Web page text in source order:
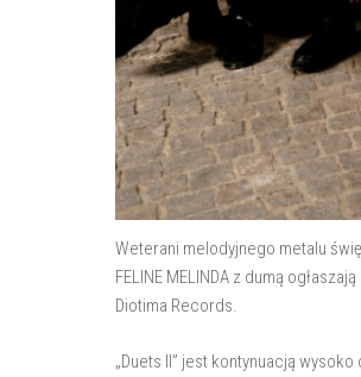
Weterani melodyjnego metalu
FELINE MELINDA z dumą
Diotima Records.
„Duets II” jest kontynuacją